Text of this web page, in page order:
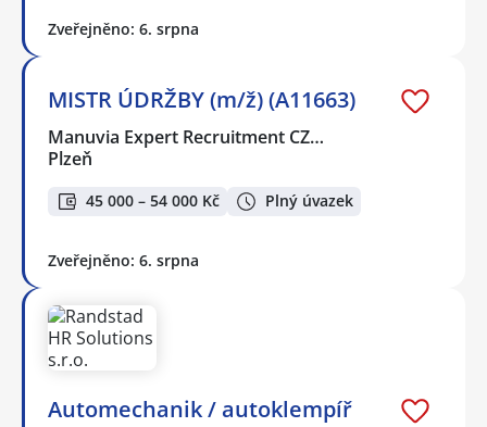
Zveřejněno: 6. srpna
MISTR ÚDRŽBY (m/ž) (A11663)
Manuvia Expert Recruitment CZ…
Plzeň
45 000 – 54 000 Kč Plný úvazek
Zveřejněno: 6. srpna
Automechanik / autoklempíř